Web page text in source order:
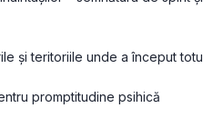
și teritoriile unde a început
promptitudine psihică